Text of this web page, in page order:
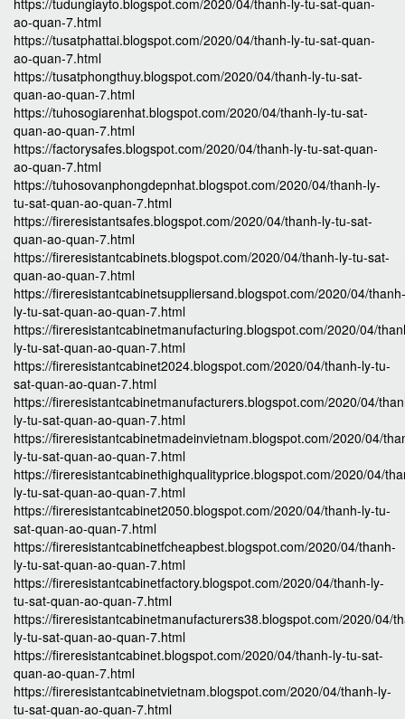
https://tudungiayto.blogspot.com/2020/04/thanh-ly-tu-sat-quan-
ao-quan-7.html
https://tusatphattai.blogspot.com/2020/04/thanh-ly-tu-sat-quan-
ao-quan-7.html
https://tusatphongthuy.blogspot.com/2020/04/thanh-ly-tu-sat-
quan-ao-quan-7.html
https://tuhosogiarenhat.blogspot.com/2020/04/thanh-ly-tu-sat-
quan-ao-quan-7.html
https://factorysafes.blogspot.com/2020/04/thanh-ly-tu-sat-quan-
ao-quan-7.html
https://tuhosovanphongdepnhat.blogspot.com/2020/04/thanh-ly-
tu-sat-quan-ao-quan-7.html
https://fireresistantsafes.blogspot.com/2020/04/thanh-ly-tu-sat-
quan-ao-quan-7.html
https://fireresistantcabinets.blogspot.com/2020/04/thanh-ly-tu-sat-
quan-ao-quan-7.html
https://fireresistantcabinetsuppliersand.blogspot.com/2020/04/thanh-
ly-tu-sat-quan-ao-quan-7.html
https://fireresistantcabinetmanufacturing.blogspot.com/2020/04/
ly-tu-sat-quan-ao-quan-7.html
https://fireresistantcabinet2024.blogspot.com/2020/04/thanh-ly-tu-
sat-quan-ao-quan-7.html
https://fireresistantcabinetmanufacturers.blogspot.com/2020/04/
ly-tu-sat-quan-ao-quan-7.html
https://fireresistantcabinetmadeinvietnam.blogspot.com/2020/04/
ly-tu-sat-quan-ao-quan-7.html
https://fireresistantcabinethighqualityprice.blogspot.com/2020/04/
ly-tu-sat-quan-ao-quan-7.html
https://fireresistantcabinet2050.blogspot.com/2020/04/thanh-ly-tu-
sat-quan-ao-quan-7.html
https://fireresistantcabinetfcheapbest.blogspot.com/2020/04/thanh-
ly-tu-sat-quan-ao-quan-7.html
https://fireresistantcabinetfactory.blogspot.com/2020/04/thanh-ly-
tu-sat-quan-ao-quan-7.html
https://fireresistantcabinetmanufacturers38.blogspot.com/2020/04/
ly-tu-sat-quan-ao-quan-7.html
https://fireresistantcabinet.blogspot.com/2020/04/thanh-ly-tu-sat-
quan-ao-quan-7.html
https://fireresistantcabinetvietnam.blogspot.com/2020/04/thanh-ly-
tu-sat-quan-ao-quan-7.html